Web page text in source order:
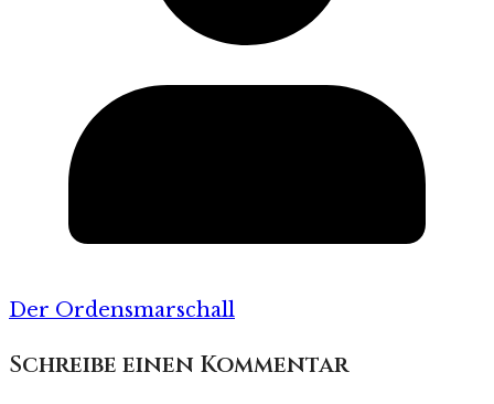
Der Ordensmarschall
Schreibe einen Kommentar